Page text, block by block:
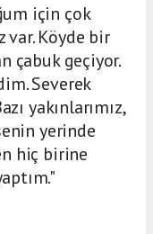
için çok
var. Köyde bir
çabuk geçiyor.
Severek
yakınlarımız,
yerinde
hiç birine